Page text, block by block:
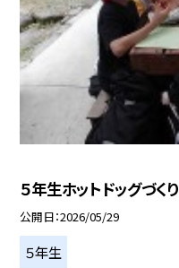
５年生ホットドッグづくり
公開日 2026/05/29
５年生